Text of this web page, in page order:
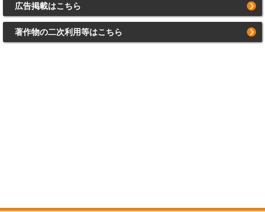
広告掲載はこちら
著作物の二次利用等はこちら